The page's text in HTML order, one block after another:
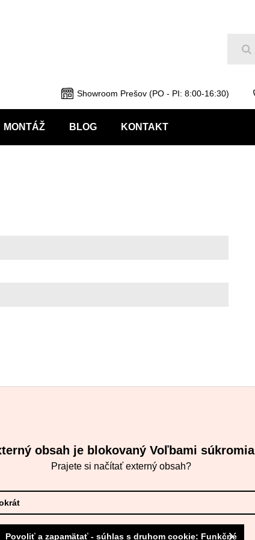
MONTÁŽ BLOG KONTAKT
Showroom Prešov (PO - PI: 8:00-16:30)
obsah je blokovaný Voľbami súkromia
Prajete si načítať externý obsah?
Povoliť a zapamätať - súhlas s druhom cookie: Funkčné